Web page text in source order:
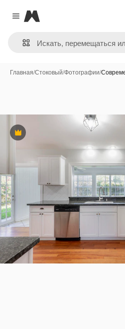
Close menu
Magnific
Главная/Стоковый/Фотографии/
Премиум